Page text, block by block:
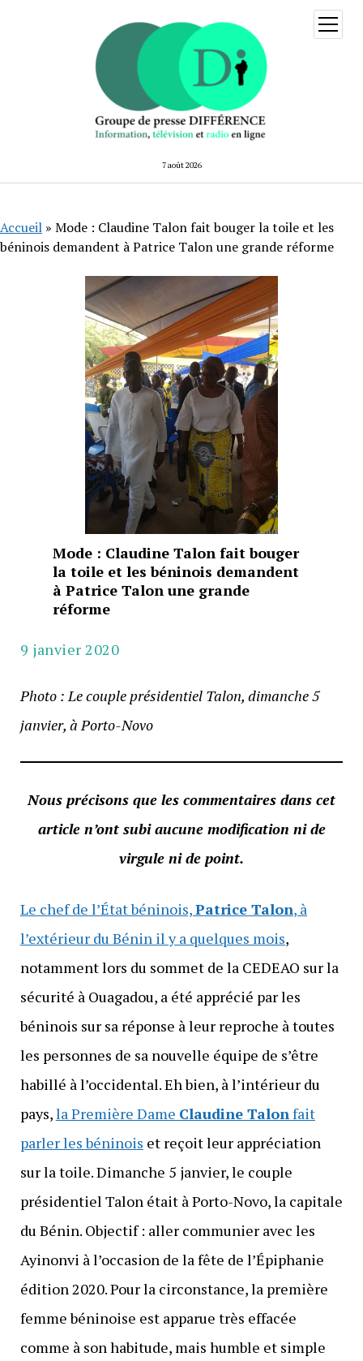
7 août 2026
ouvrir
menu
Accueil » Mode : Claudine Talon fait bouger la toile et les
béninois demandent à Patrice Talon une grande réforme
Mode : Claudine Talon fait bouger
la toile et les béninois demandent
à Patrice Talon une grande
réforme
9 janvier 2020
Photo : Le couple présidentiel Talon, dimanche 5
janvier, à Porto-Novo
Nous précisons que les commentaires dans cet
article n’ont subi aucune modification ni de
virgule ni de point.
Le chef de l’État béninois,Patrice Talon, à
l’extérieur du Bénin il y a quelques mois,
notamment lors du sommet de la CEDEAO sur la
sécurité à Ouagadou, a été apprécié par les
béninois sur sa réponse à leur reproche à toutes
les personnes de sa nouvelle équipe de s’être
habillé à l’occidental. Eh bien, à l’intérieur du
pays,la Première Dame Claudine Talonfait
parler les béninois et reçoit leur appréciation
sur la toile. Dimanche 5 janvier, le couple
présidentiel Talon était à Porto-Novo, la capitale
du Bénin. Objectif : aller communier avec les
Ayinonvi à l’occasion de la fête de l’Épiphanie
édition 2020. Pour la circonstance, la première
femme béninoise est apparue très effacée
comme à son habitude, mais humble et simple